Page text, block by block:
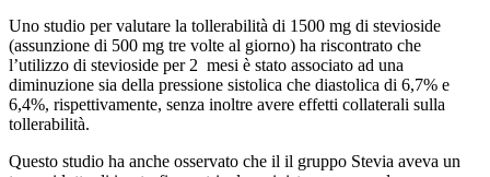
Uno studio per valutare la tollerabilità di 1500 mg di stevioside
(assunzione di 500 mg tre volte al giorno) ha riscontrato che
l’utilizzo di stevioside per 2 mesi è stato associato ad una
diminuzione sia della pressione sistolica che diastolica di 6,7% e
6,4%, rispettivamente, senza inoltre avere effetti collaterali sulla
tollerabilità.
Questo studio ha anche osservato che il il gruppo Stevia aveva un